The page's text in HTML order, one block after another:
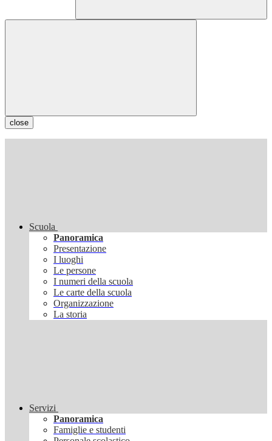
close
Scuola
Panoramica
Presentazione
I luoghi
Le persone
I numeri della scuola
Le carte della scuola
Organizzazione
La storia
Servizi
Panoramica
Famiglie e studenti